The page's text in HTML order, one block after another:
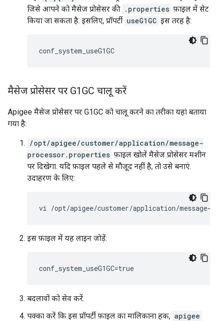
जिसे आपने को मैसेज प्रोसेसर की .properties फ़ाइल में सेट
किया जा सकता है. इसलिए, प्रॉपर्टी useG1GC इस तरह है:
conf_system_useG1GC
मैसेज प्रोसेसर पर G1GC चालू करें
Apigee मैसेज प्रोसेसर पर G1GC को चालू करने का तरीका यहां बताया
गया है:
/opt/apigee/customer/application/message-
processor.properties फ़ाइल खोलें मैसेज प्रोसेसर मशीन
पर दिखेगा. यदि फ़ाइल पहले से मौजूद नहीं है, तो उसे बनाएं.
उदाहरण के लिए:
vi /opt/apigee/customer/application/message-
इस फ़ाइल में यह लाइन जोड़ें:
conf_system_useG1GC=true
बदलावों को सेव करें.
पक्का करें कि इस प्रॉपर्टी फ़ाइल का मालिकाना हक, apigee